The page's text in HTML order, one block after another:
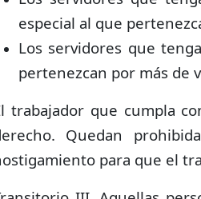
especial al que
Los servidores que
pertenezcan por más de
trabajador que cumpla
Quedan
para que el